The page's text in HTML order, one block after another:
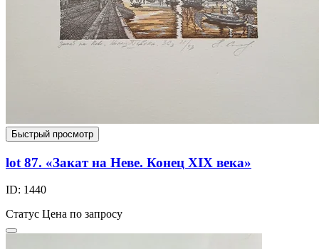
Быстрый просмотр
lot 87. «Закат на Неве. Конец XIX века»
ID: 1440
Статус Цена по запросу